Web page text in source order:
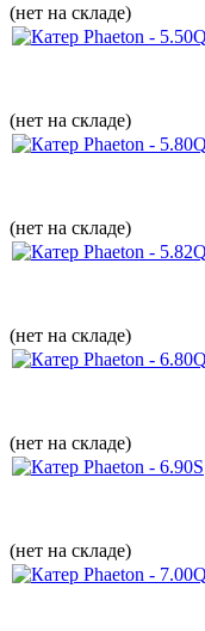
(нет на складе)
(нет на складе)
(нет на складе)
(нет на складе)
(нет на складе)
(нет на складе)